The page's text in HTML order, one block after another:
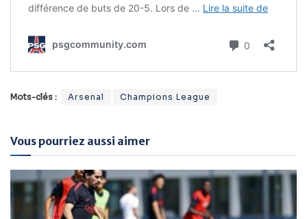
Mots-clés : Arsenal Champions League
Vous pourriez aussi aimer